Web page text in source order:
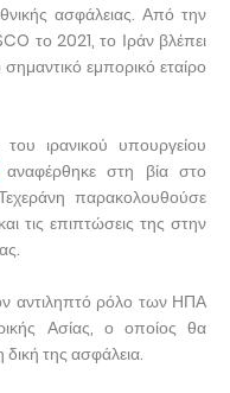
ασφάλειας. Από την
το 2021, το Ιράν βλέπει
εμπορικό εταίρο
ιρανικού υπουργείου
αναφέρθηκε στη βία στο
παρακολουθούσε
τις επιπτώσεις της στην
αντιληπτό ρόλο των ΗΠΑ
Ασίας, ο οποίος θα
της ασφάλεια.